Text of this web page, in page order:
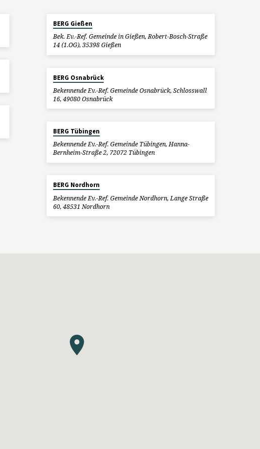
BERG Gießen
Bek. Ev.-Ref. Gemeinde in Gießen, Robert-Bosch-Straße
14 (1.OG), 35398 Gießen
BERG Osnabrück
Bekennende Ev.-Ref. Gemeinde Osnabrück, Schlosswall
16, 49080 Osnabrück
BERG Tübingen
Bekennende Ev.-Ref. Gemeinde Tübingen, Hanna-
Bernheim-Straße 2, 72072 Tübingen
BERG Nordhorn
Bekennende Ev.-Ref. Gemeinde Nordhorn, Lange Straße
60, 48531 Nordhorn